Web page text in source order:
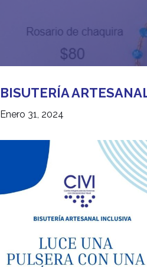
BISUTERÍA
Enero 31, 2024